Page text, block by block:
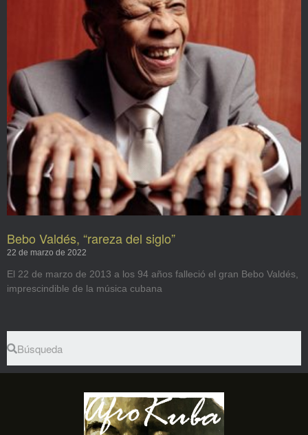
Bebo Valdés, “rareza del siglo”
22 de marzo de 2022
El 22 de marzo de 2013 a los 94 años falleció el gran Bebo Valdés,
imprescindible de la música cubana